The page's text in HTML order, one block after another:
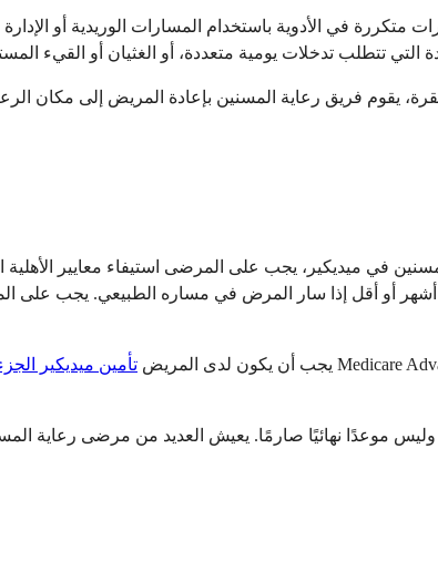
في ميديكير، يجب على المرضى استيفاء معايير
مرض عضال مع توقع طبي لمدة 6 أشهر أو أقل إذا سار المرض في مساره
يجب أن يكون لدى المريض تأمين ميديكير الجزء
سريري، وليس موعدًا نهائيًا صارمًا. يعيش العديد من مرضى